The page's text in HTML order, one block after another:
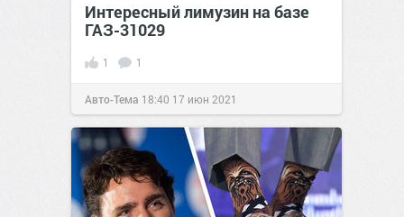
Интересный лимузин на базе
ГАЗ-31029
1 1
Авто-Тема 18:40 17 июн 2021